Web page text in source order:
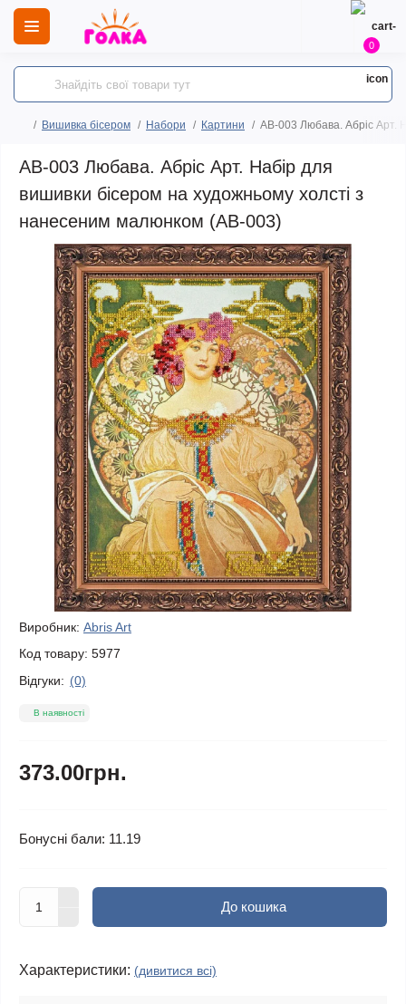
0
Вишивка бісером Набори Картини AB-003 Любава. Абріс Арт.
AB-003 Любава. Абріс Арт. Набір для
вишивки бісером на художньому холсті з
нанесеним малюнком (АВ-003)
Виробник: Abris Art
Код товару: 5977
Відгуки: (0)
В наявності
373.00грн.
Бонусні бали: 11.19
До кошика
Характеристики: (дивитися всі)